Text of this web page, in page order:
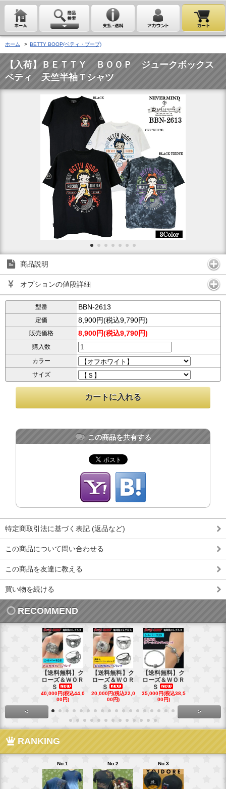
ホーム > BETTY BOOP(ベティ・ブープ)
【入荷】ＢＥＴＴＹ ＢＯＯＰ ジュークボックス
ベティ 天竺半袖Ｔシャツ
商品説明
オプションの値段詳細
型番 BBN-2613
定価 8,900円(税込9,790円)
販売価格 8,900円(税込9,790円)
購入数
カラー
サイズ
この商品を共有する
特定商取引法に基づく表記 (返品など)
この商品について問い合わせる
この商品を友達に教える
買い物を続ける
RECOMMEND
【送料無料】ク
ローズ＆ＷＯＲ
Ｓ
40,000円(税込44,0
00円)
【送料無料】ク
ローズ＆ＷＯＲ
Ｓ
20,000円(税込22,0
00円)
【送料無料】ク
ローズ＆ＷＯＲ
Ｓ
35,000円(税込38,5
00円)
< >
RANKING
No.1 No.2 No.3